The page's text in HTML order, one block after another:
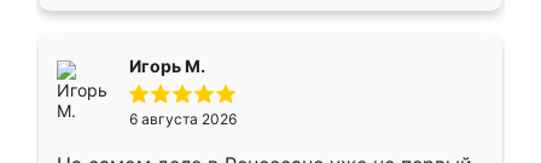
Игорь М.
6 августа 2026